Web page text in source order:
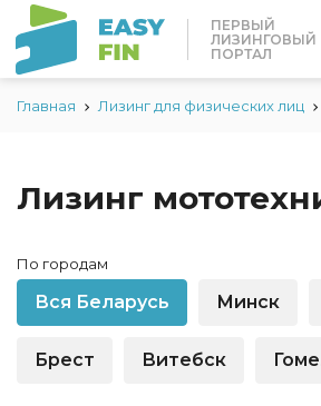
ПЕРВЫЙ
ЛИЗИНГОВЫЙ
ПОРТАЛ
Главная Лизинг для физических лиц
Лизинг
По городам
Вся Беларусь Минск
Брест Витебск